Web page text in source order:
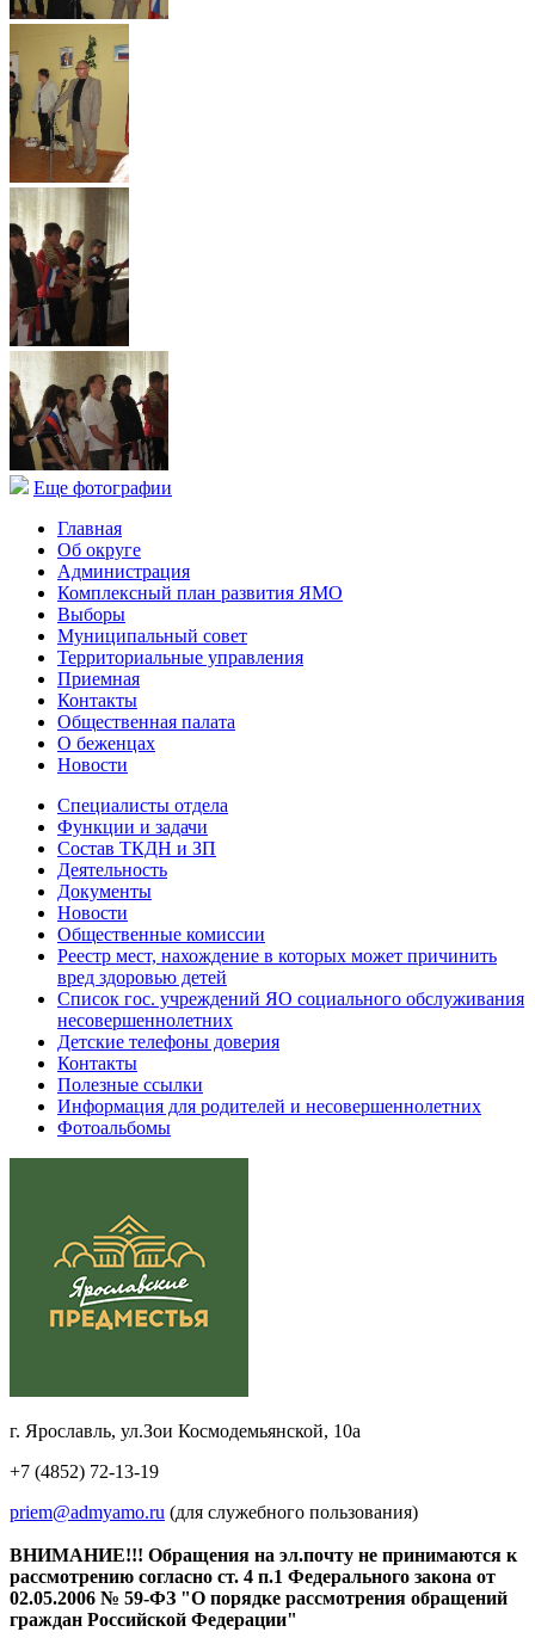
Еще фотографии
Главная
Об округе
Администрация
Комплексный план развития ЯМО
Выборы
Муниципальный совет
Территориальные управления
Приемная
Контакты
Общественная палата
О беженцах
Новости
Специалисты отдела
Функции и задачи
Состав ТКДН и ЗП
Деятельность
Документы
Новости
Общественные комиссии
Реестр мест, нахождение в которых может причинить
вред здоровью детей
Список гос. учреждений ЯО социального обслуживания
несовершеннолетних
Детские телефоны доверия
Контакты
Полезные ссылки
Информация для родителей и несовершеннолетних
Фотоальбомы
г. Ярославль, ул.Зои Космодемьянской, 10а
+7 (4852) 72-13-19
priem@admyamo.ru (для служебного пользования)
ВНИМАНИЕ!!! Обращения на эл.почту не принимаются к
рассмотрению согласно ст. 4 п.1 Федерального закона от
02.05.2006 № 59-ФЗ "О порядке рассмотрения обращений
граждан Российской Федерации"